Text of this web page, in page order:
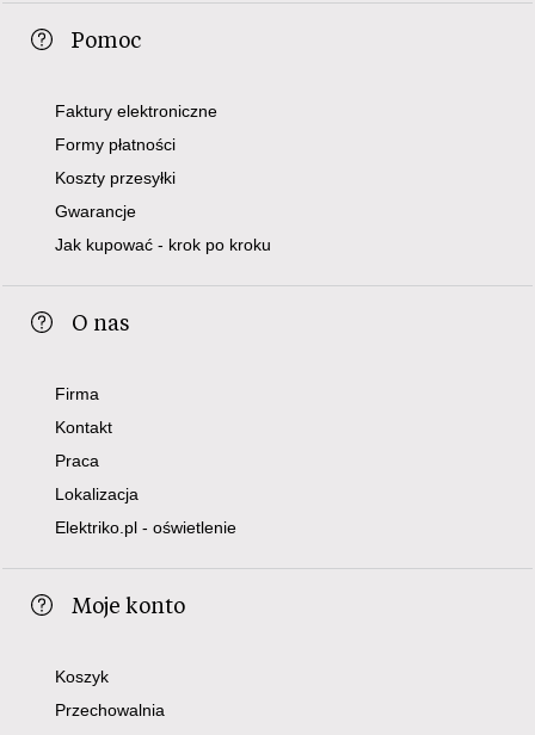
Pomoc
Faktury elektroniczne
Formy płatności
Koszty przesyłki
Gwarancje
Jak kupować - krok po kroku
O nas
Firma
Kontakt
Praca
Lokalizacja
Elektriko.pl - oświetlenie
Moje konto
Koszyk
Przechowalnia